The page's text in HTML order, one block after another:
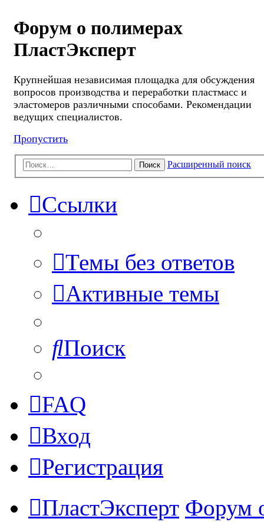
Форум о полимерах
ПластЭксперт
Крупнейшая независимая площадка для обсуждения
вопросов производства и переработки пластмасс и
эластомеров различными способами. Рекомендации
ведущих специалистов.
Пропустить
Поиск Расширенный поиск
Ссылки
Темы без ответов
Активные темы
Поиск
FAQ
Вход
Регистрация
ПластЭксперт Форум